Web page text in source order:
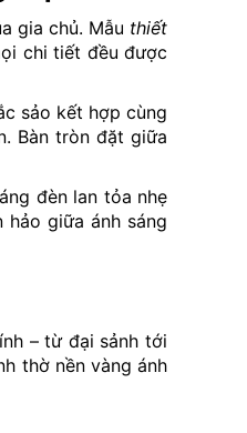
gia chủ. Mẫu thiết
chi tiết đều được
sảo kết hợp cùng
Bàn tròn đặt giữa
đèn lan tỏa nhẹ
giữa ánh sáng
– từ đại sảnh tới
thờ nền vàng ánh